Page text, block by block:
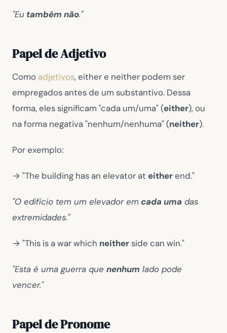
"Eu também não."
Papel de Adjetivo
Como adjetivos, either e neither podem ser
empregados antes de um substantivo. Dessa
forma, eles significam "cada um/uma" (either), ou
na forma negativa "nenhum/nenhuma" (neither).
Por exemplo:
→ "The building has an elevator at eitherend."
"O edifício tem um elevador em cada uma das
extremidades."
→ "This is a war which neitherside can win."
"Esta é uma guerra que nenhum lado pode
vencer."
Papel de Pronome